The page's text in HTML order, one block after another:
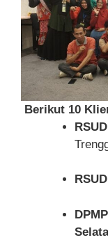
Berikut 10